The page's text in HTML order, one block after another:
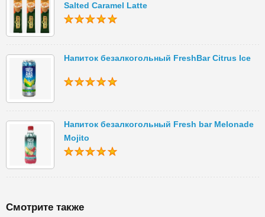
Salted Caramel Latte
Напиток безалкогольный FreshBar Сitrus Ice
Напиток безалкогольный Fresh bar Melonade
Mojito
Смотрите также